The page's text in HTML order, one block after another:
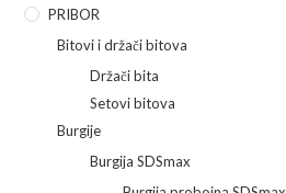
PRIBOR
Bitovi i držači bitova
Držači bita
Setovi bitova
Burgije
Burgija SDSmax